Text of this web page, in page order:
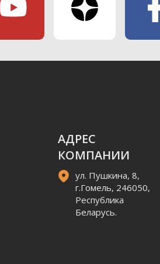
АДРЕС
КОМПАНИИ
ул. Пушкина, 8,
г.Гомель, 246050,
Республика
Беларусь.